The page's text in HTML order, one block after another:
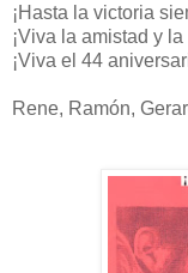
¡Hasta la victoria
¡Viva la amistad y la
¡Viva el 44
Rene, Ramón,